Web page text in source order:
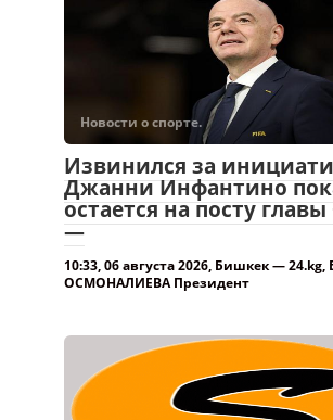
Новости о спорте.
Извинился за
Джанни Инфантино
остается на посту
—
10:33, 06 августа 2026, Бишкек — 24.kg,
ОСМОНАЛИЕВА Президент